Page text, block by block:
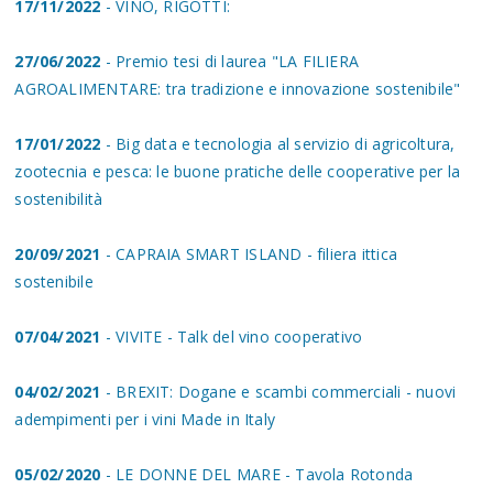
17/11/2022 - VINO, RIGOTTI:
27/06/2022 - Premio tesi di laurea "LA FILIERA
AGROALIMENTARE: tra tradizione e innovazione sostenibile"
17/01/2022 - Big data e tecnologia al servizio di agricoltura,
zootecnia e pesca: le buone pratiche delle cooperative per la
sostenibilità
20/09/2021 - CAPRAIA SMART ISLAND - filiera ittica
sostenibile
07/04/2021 - VIVITE - Talk del vino cooperativo
04/02/2021 - BREXIT: Dogane e scambi commerciali - nuovi
adempimenti per i vini Made in Italy
05/02/2020 - LE DONNE DEL MARE - Tavola Rotonda